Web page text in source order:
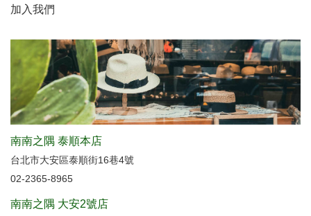
加入我們
南南之隅 泰順本店
台北市大安區泰順街16巷4號
02-2365-8965
南南之隅 大安2號店